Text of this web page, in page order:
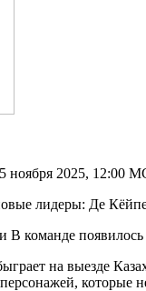
ноября 2025, 12:00
команде
на выезде